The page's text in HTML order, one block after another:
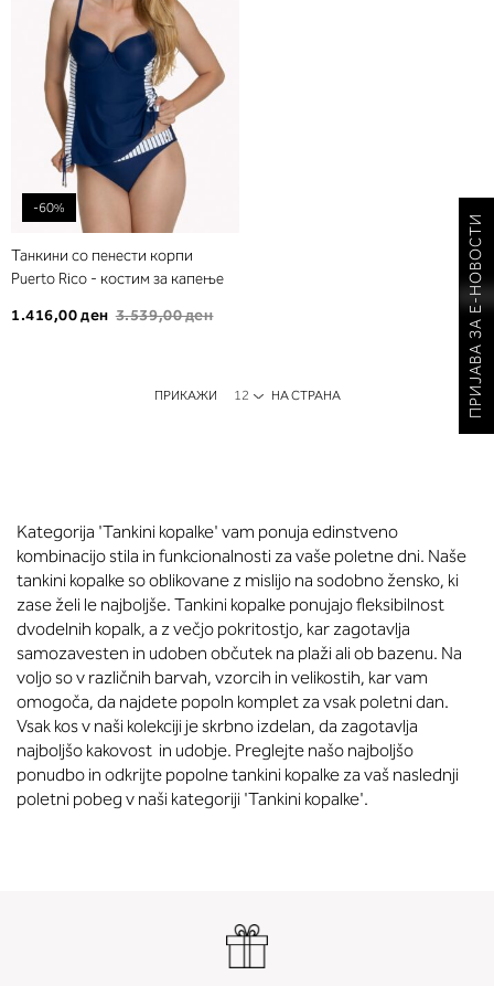
-60%
Танкини со пенести корпи
Puerto Rico - костим за капење
1.416,00 ден 3.539,00 ден
ПРИКАЖИ НА СТРАНА
Kategorija 'Tankini kopalke' vam ponuja edinstveno
kombinacijo stila in funkcionalnosti za vaše poletne dni. Naše
tankini kopalke so oblikovane z mislijo na sodobno žensko, ki
zase želi le najboljše. Tankini kopalke ponujajo fleksibilnost
dvodelnih kopalk, a z večjo pokritostjo, kar zagotavlja
samozavesten in udoben občutek na plaži ali ob bazenu. Na
voljo so v različnih barvah, vzorcih in velikostih, kar vam
omogoča, da najdete popoln komplet za vsak poletni dan.
Vsak kos v naši kolekciji je skrbno izdelan, da zagotavlja
najboljšo kakovost in udobje. Preglejte našo najboljšo
ponudbo in odkrijte popolne tankini kopalke za vaš naslednji
poletni pobeg v naši kategoriji 'Tankini kopalke'.
ПРИЈАВА ЗА Е-НОВОСТИ